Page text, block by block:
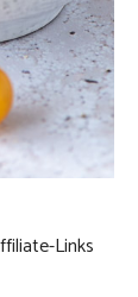
Links